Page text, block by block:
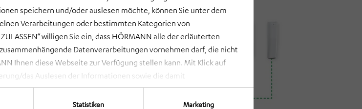
speichern und/oder auslesen möchte, können Sie unter dem
Verarbeitungen oder bestimmten Kategorien von
willigen Sie ein, dass HÖRMANN alle der erläuterten
Datenverarbeitungen vornehmen darf, die nicht
Ihnen diese Webseite zur Verfügung stellen kann. Mit Klick auf
das Auslesen der Informationen sowie die damit
ausgewählt haben. Eine Anpassung ist bei Klick auf „ANPASSEN“
lehnen Sie Ihre Einwilligung ab und es werden nur die Informationen
Statistiken Marketing